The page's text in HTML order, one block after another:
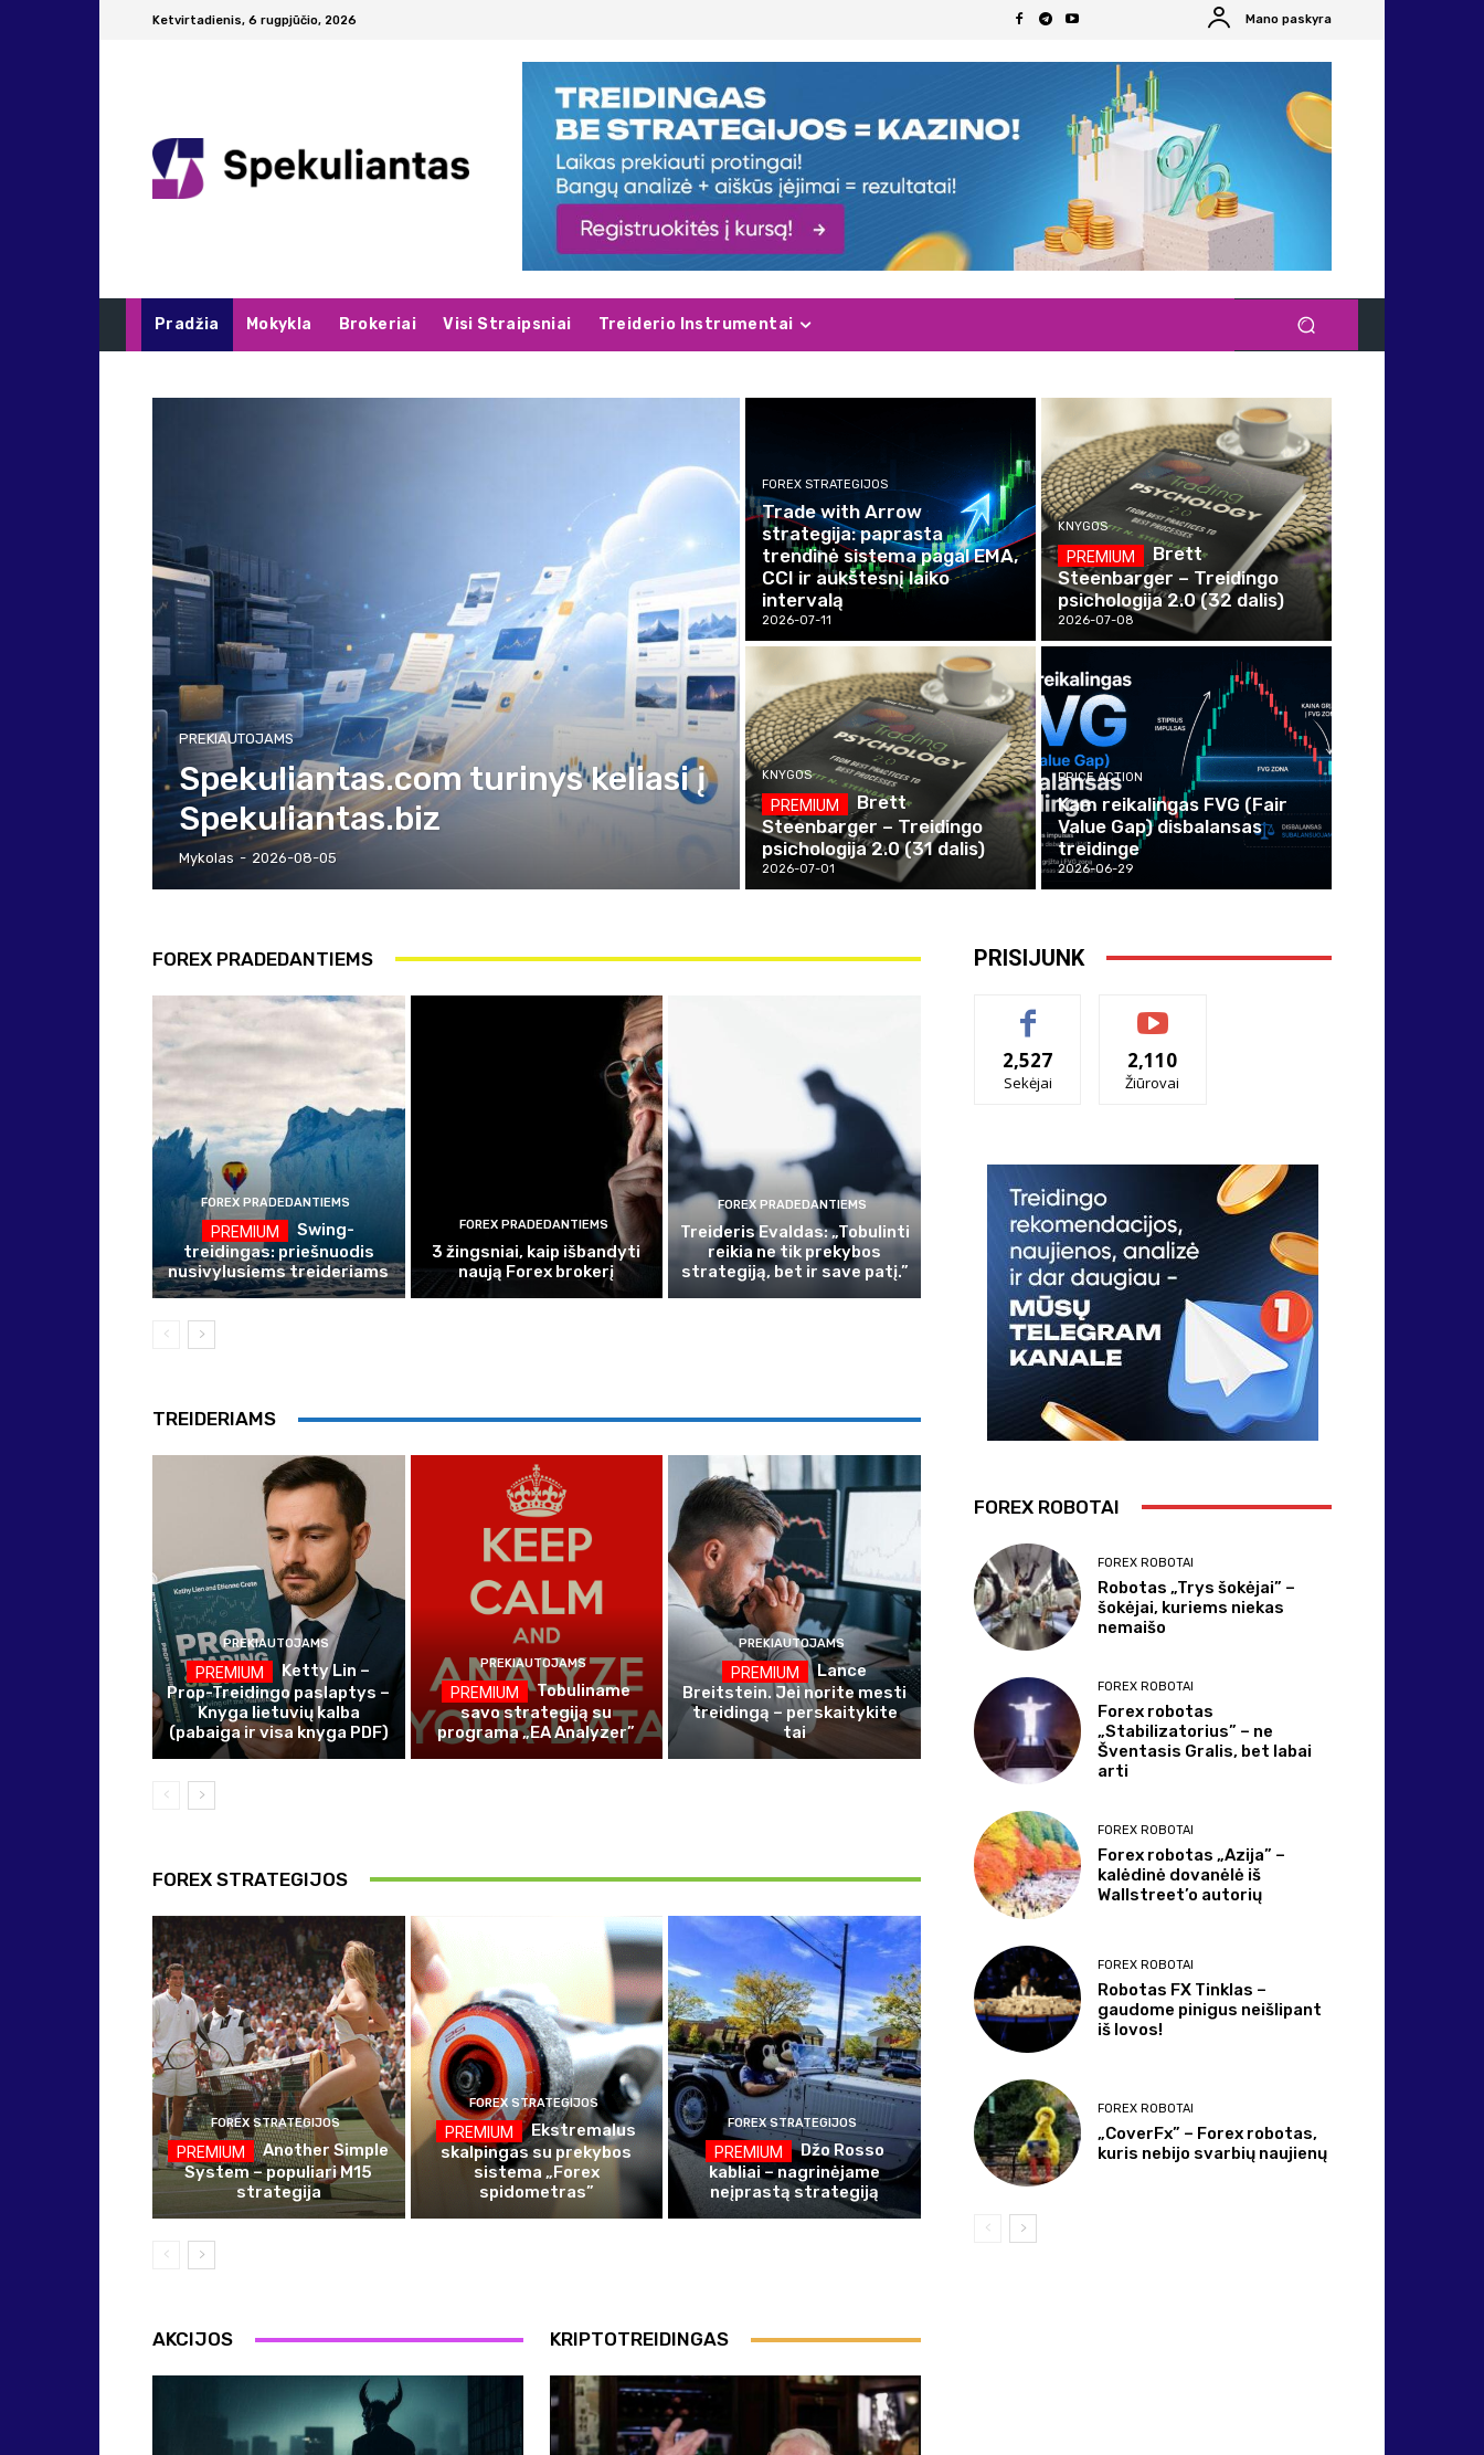
Ketvirtadienis, 6 rugpjūčio, 2026 Mano paskyra
Pradžia Mokykla Brokeriai Visi Straipsniai Treiderio Instrumentai
PREKIAUTOJAMS
Spekuliantas.com turinys keliasi į
Spekuliantas.biz
Mykolas - 2026-08-05
FOREX STRATEGIJOS
Trade with Arrow
strategija: paprasta
trendinė sistema pagal EMA,
CCI ir aukštesnį laiko
intervalą
2026-07-11
KNYGOS
Brett
Steenbarger – Treidingo
psichologija 2.0 (32 dalis)
2026-07-08
KNYGOS
Brett
Steenbarger – Treidingo
psichologija 2.0 (31 dalis)
2026-07-01
PRICE ACTION
Kam reikalingas FVG (Fair
Value Gap) disbalansas
treidinge
2026-06-29
FOREX PRADEDANTIEMS
FOREX PRADEDANTIEMS
Swing-
treidingas: priešnuodis
nusivylusiems treideriams
FOREX PRADEDANTIEMS
3 žingsniai, kaip išbandyti
naują Forex brokerį
FOREX PRADEDANTIEMS
Treideris Evaldas: „Tobulinti
reikia ne tik prekybos
strategiją, bet ir save patį.”
TREIDERIAMS
PREKIAUTOJAMS
Ketty Lin –
Prop-Treidingo paslaptys –
Knyga lietuvių kalba
(pabaiga ir visa knyga PDF)
PREKIAUTOJAMS
Tobuliname
savo strategiją su
programa „EA Analyzer”
PREKIAUTOJAMS
Lance
Breitstein. Jei norite mesti
treidingą – perskaitykite
tai
FOREX STRATEGIJOS
FOREX STRATEGIJOS
Another Simple
System – populiari M15
strategija
FOREX STRATEGIJOS
Ekstremalus
skalpingas su prekybos
sistema „Forex
spidometras”
FOREX STRATEGIJOS
Džo Rosso
kabliai – nagrinėjame
neįprastą strategiją
AKCIJOS KRIPTOTREIDINGAS
PRISIJUNK
2,527
Sekėjai
2,110
Žiūrovai
FOREX ROBOTAI
FOREX ROBOTAI
Robotas „Trys šokėjai” –
šokėjai, kuriems niekas
nemaišo
FOREX ROBOTAI
Forex robotas
„Stabilizatorius” – ne
Šventasis Gralis, bet labai
arti
FOREX ROBOTAI
Forex robotas „Azija” –
kalėdinė dovanėlė iš
Wallstreet’o autorių
FOREX ROBOTAI
Robotas FX Tinklas –
gaudome pinigus neišlipant
iš lovos!
FOREX ROBOTAI
„CoverFx” – Forex robotas,
kuris nebijo svarbių naujienų